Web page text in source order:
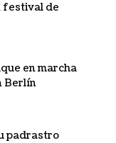
festival de
en marcha
Berlín
padrastro